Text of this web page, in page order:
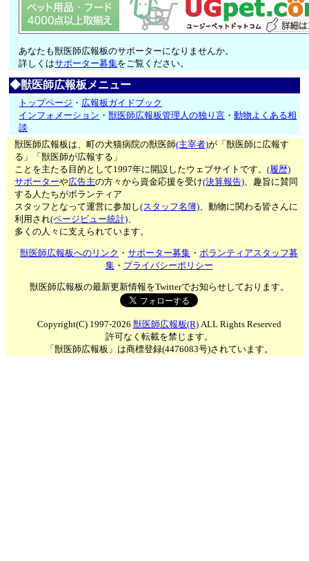
あなたも獣医師広報板のサポーターになりませんか。
詳しくはサポーター募集をご覧ください。
◆獣医師広報板メニュー
トップページ ・ 広報板ガイドブック
インフォメーション ・獣医師広報板管理人の独り言 ・動物よくある相
談
獣医師広報板は、町の犬猫病院の獣医師(主宰者)が「獣医師に広報す
る」「獣医師が広報する」
ことを主たる目的として1997年に開設したウェブサイトです。(履歴)
サポーターや広告主の方々から資金応援を受け(決算報告)、趣旨に賛同
する人たちがボランティア
スタッフとなって運営に参加し(スタッフ名簿)、動物に関わる皆さんに
利用され(ページビュー統計)、
多くの人々に支えられています。
獣医師広報板へのリンク ・サポーター募集 ・ボランティアスタッフ募
集・ プライバシーポリシー
獣医師広報板の最新更新情報をTwitterでお知らせしております。
Copyright(C) 1997-2026 獣医師広報板(R)ALL Rights Reserved
許可なく転載を禁じます。
「獣医師広報板」は商標登録(4476083号)されています。